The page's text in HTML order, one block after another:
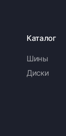
Каталог
Шины
Диски